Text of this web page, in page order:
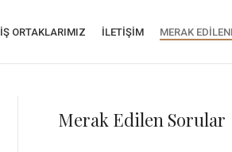
İŞ ORTAKLARIMIZ İLETIŞIM MERAK
Merak Edilen Sorular